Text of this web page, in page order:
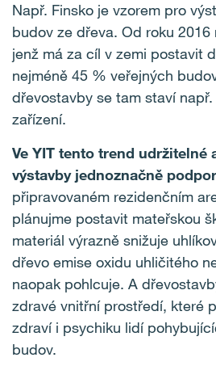
Např. Finsko je vzorem pro
budov ze dřeva. Od roku 2016
jenž má za cíl v zemi postavit
nejméně 45 % veřejných
dřevostavby se tam staví
zařízení.
Ve YIT tento trend udržitelné
výstavby jednoznačně
připravovaném rezidenčním
plánujme postavit mateřskou
materiál výrazně snižuje
dřevo emise oxidu uhličitého
naopak pohlcuje. A
zdravé vnitřní prostředí, které
zdraví i psychiku lidí
budov.